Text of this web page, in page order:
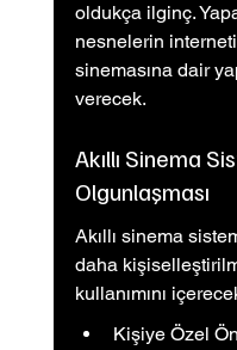
oldukça ilginç.
nesnelerin
sinemasına dair
verecek.
Akıllı Sinema
Olgunlaşması
Akıllı sinema
daha
kullanımını
Kişiye Özel